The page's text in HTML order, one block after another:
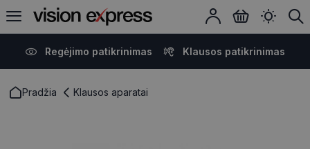
Regėjimo patikrinimas Klausos patikrinimas
Pradžia Klausos aparatai